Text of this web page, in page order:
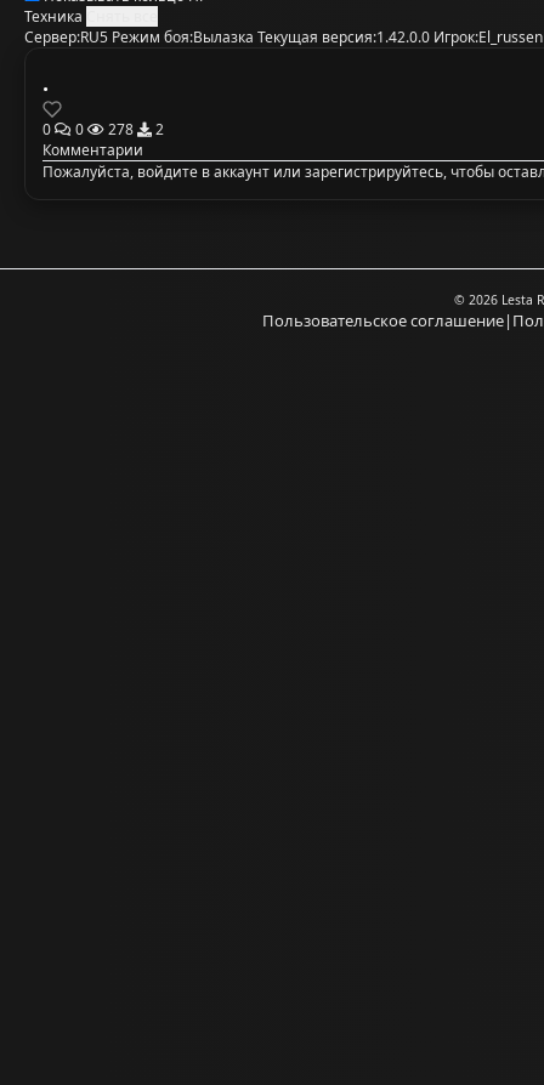
Техника
Сервер:RU5 Режим боя:Вылазка Текущая версия:1.42.0.0 Игрок:
.
0 0 278
2
Комментарии
Пожалуйста, войдите в аккаунт или зарегистрируйтесь, чтобы
© 2026 Lesta
Пользовательское соглашение|